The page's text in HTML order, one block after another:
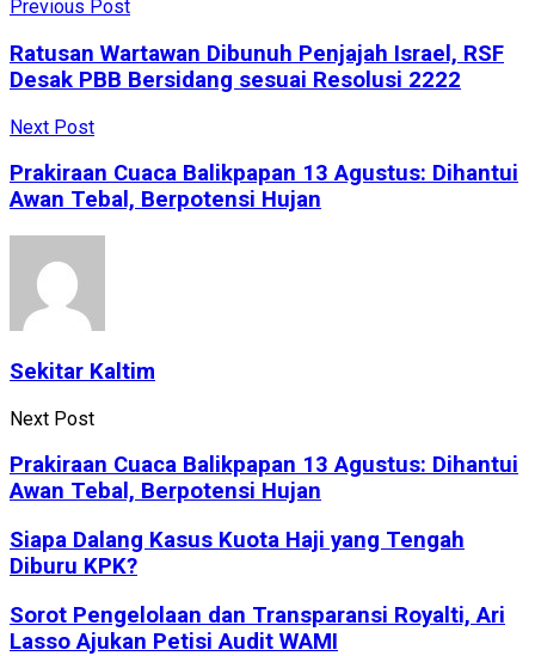
Previous Post
Ratusan Wartawan Dibunuh Penjajah Israel, RSF
Desak PBB Bersidang sesuai Resolusi 2222
Next Post
Prakiraan Cuaca Balikpapan 13 Agustus: Dihantui
Awan Tebal, Berpotensi Hujan
Sekitar Kaltim
Next Post
Prakiraan Cuaca Balikpapan 13 Agustus: Dihantui
Awan Tebal, Berpotensi Hujan
Siapa Dalang Kasus Kuota Haji yang Tengah
Diburu KPK?
Sorot Pengelolaan dan Transparansi Royalti, Ari
Lasso Ajukan Petisi Audit WAMI